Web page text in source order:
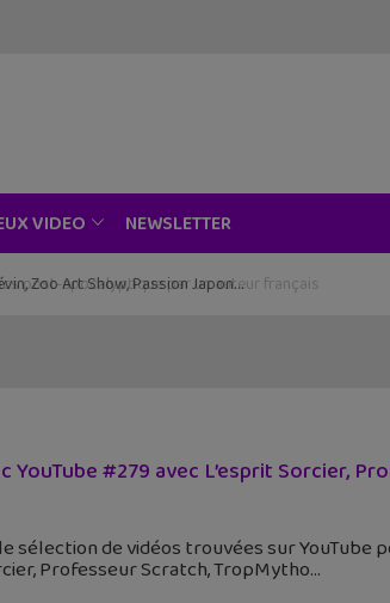
VIDEO NEWSLETTER
Zoo Art Show, Passion Japon…
YouTube #279 avec L’esprit Sorcier,
sélection de vidéos trouvées sur
Professeur Scratch, TropMytho